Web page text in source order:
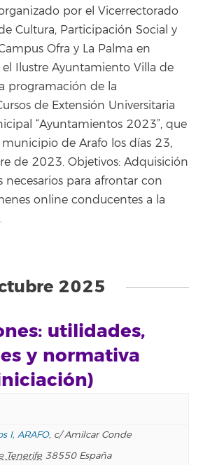
por el Vicerrectorado
Cultura, Participación Social y
Ofra y La Palma en
Ilustre Ayuntamiento Villa de
programación de la
de Extensión Universitaria
“Ayuntamientos 2023”, que
de Arafo los días 23,
de 2023. Objetivos: Adquisición
para afrontar con
online conducentes a la
2025
utilidades,
y normativa
I, ARAFO, c/ Amilcar Conde
Tenerife 38550 España